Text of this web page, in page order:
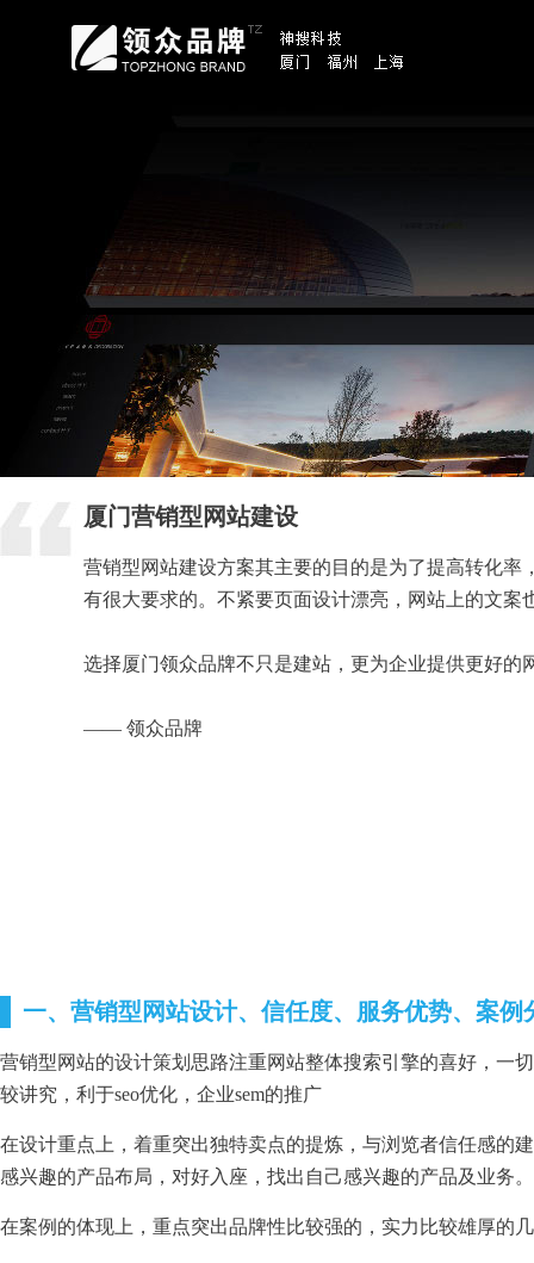
厦门营销型网站建设
营销型网站建设方案其主要的目的是为了提高转化率
有很大要求的。不紧要页面设计漂亮，网站上的文案
选择厦门领众品牌不只是建站，更为企业提供更好的
—— 领众品牌
一、营销型网站设计、信任度、服务优势、案例
营销型网站的设计策划思路注重网站整体搜索引擎的喜好，一
较讲究，利于seo优化，企业sem的推广
在设计重点上，着重突出独特卖点的提炼，与浏览者信任感的
感兴趣的产品布局，对好入座，找出自己感兴趣的产品及业务。
在案例的体现上，重点突出品牌性比较强的，实力比较雄厚的